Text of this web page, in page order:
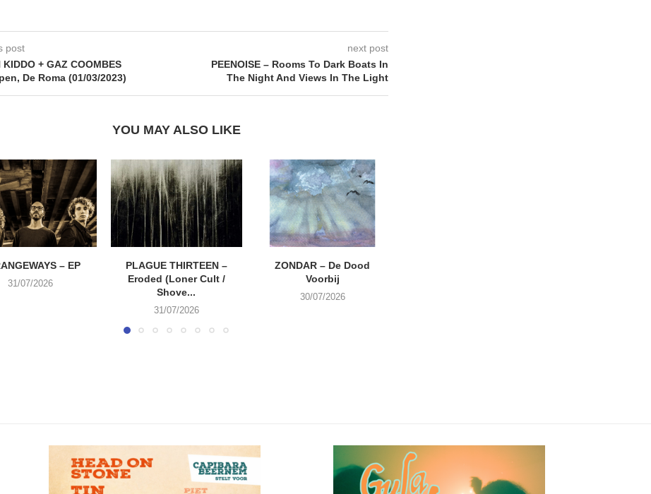
post
KIDDO + GAZ COOMBES
De Roma (01/03/2023)
next post
PEENOISE – Rooms To Dark Boats In
The Night And Views In The Light
YOU MAY ALSO LIKE
– EP
31/07/2026
PLAGUE THIRTEEN –
Eroded (Loner Cult /
Shove...
31/07/2026
ZONDAR – De Dood
Voorbij
30/07/2026